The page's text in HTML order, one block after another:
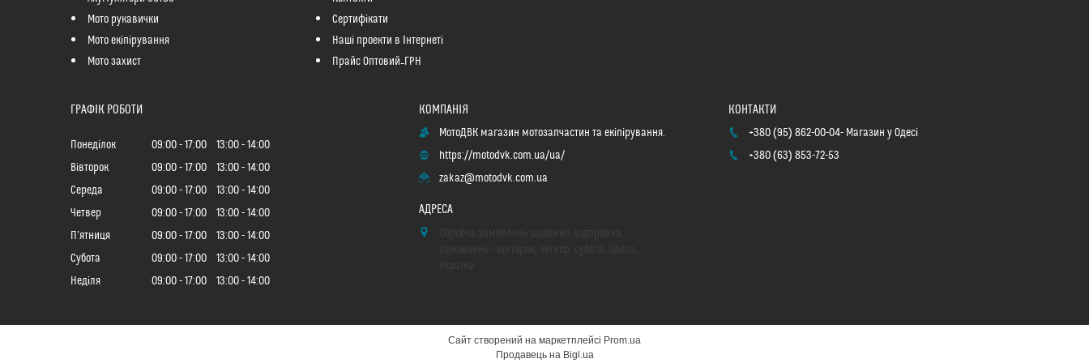
Мото рукавички
Мото екіпірування
Мото захист
Сертифікати
Наші проекти в Інтернеті
Прайс Оптовий_ГРН
ГРАФІК РОБОТИ
Понеділок 09:00 17:00 13:00
14:00
Вівторок
09:00 17:00 13:00
14:00
Середа
09:00 17:00 13:00
14:00
Четвер
09:00 17:00 13:00
14:00
Пʼятниця
09:00 17:00 13:00
14:00
Субота
09:00 17:00 13:00
14:00
Неділя
09:00 17:00 13:00 14:00
МотоДВК магазин мотозапчастин та екіпірування.
https://motodvk.com.ua/ua/
zakaz@motodvk.com.ua
+380 (95) 862-00-04 Магазин у Одесі
+380 (63) 853-72-53
Сайт створений на маркетплейсі Prom.ua
Продавець на Bigl.ua